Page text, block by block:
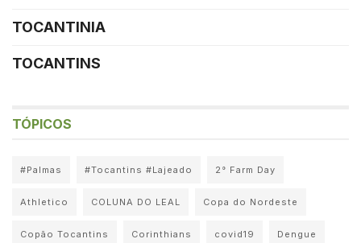
TOCANTINIA
TOCANTINS
TÓPICOS
#Palmas #Tocantins #Lajeado 2° Farm Day
Athletico COLUNA DO LEAL Copa do Nordeste
Copão Tocantins Corinthians covid19 Dengue